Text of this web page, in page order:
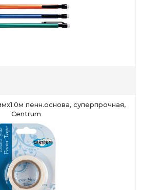
пенн.основа, суперпрочная,
Centrum